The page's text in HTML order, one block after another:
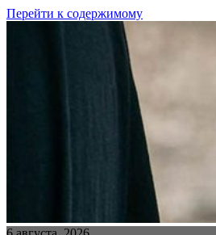
Перейти к содержимому